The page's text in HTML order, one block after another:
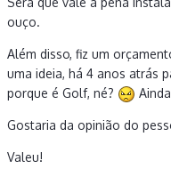
ouço.
Além disso, fiz um
uma ideia, há 4 anos atrás
porque é Golf, né?
Gostaria da opinião do
Valeu!